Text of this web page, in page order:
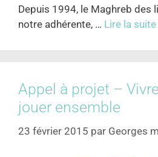
Depuis 1994, le Maghreb des
notre adhérente, … Lire la suite
Appel à projet –
jouer ensemble
23 février 2015 par Georges